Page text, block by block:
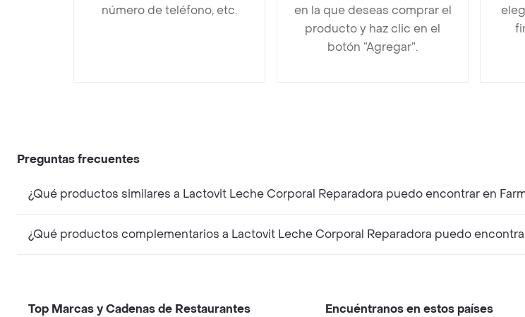
número de teléfono, etc.
en la que deseas comprar el
producto y haz clic en el
botón “Agregar”.
Preguntas frecuentes
¿Qué productos similares a Lactovit Leche Corporal Reparadora puedo encontrar en
¿Qué productos complementarios a Lactovit Leche Corporal Reparadora puedo
Top Marcas y Cadenas de Restaurantes Encuéntranos en estos países